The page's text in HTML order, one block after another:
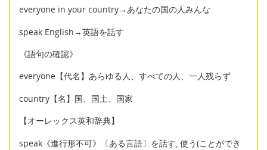
everyone in your country→あなたの国の人みんな
speak English→英語を話す
《語句の確認》
everyone【代名】あらゆる人、すべての人、一人残らず
country【名】国、国土、国家
【オーレックス英和辞典】
speak《進行形不可》〔ある言語〕を話す, 使う(ことができ